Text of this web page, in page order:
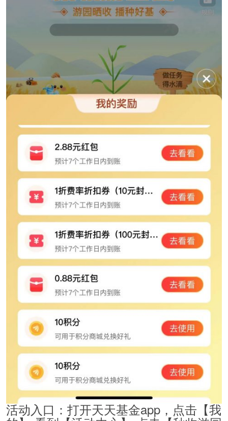
活动入口：打开天天基金app，点击【我